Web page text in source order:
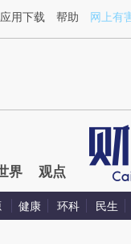
应用下载 帮助 网上有
界 观点
健康 环科 民生